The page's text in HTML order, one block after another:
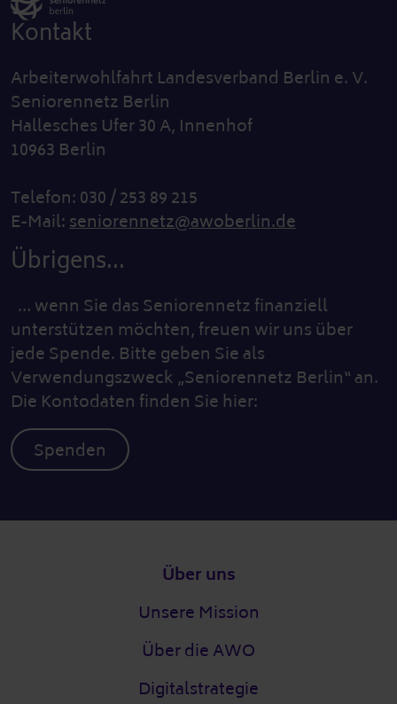
Kontakt
Arbeiterwohlfahrt Landesverband Berlin e. V.
Seniorennetz Berlin
Hallesches Ufer 30 A, Innenhof
10963 Berlin
Telefon: 030 / 253 89 215
E-Mail:seniorennetz@awoberlin.de
Übrigens...
… wenn Sie das Seniorennetz finanziell
unterstützen möchten, freuen wir uns über
jede Spende. Bitte geben Sie als
Verwendungszweck „Seniorennetz Berlin“ an.
Die Kontodaten finden Sie hier:
Spenden
Über uns
Unsere Mission
Über die AWO
Digitalstrategie